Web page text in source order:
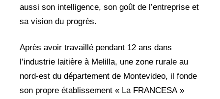
aussi son intelligence, son goût de l’entreprise et
sa vision du progrès.
Après avoir travaillé pendant 12 ans dans
l’industrie laitière à Melilla, une zone rurale au
nord-est du département de Montevideo, il fonde
son propre établissement « La FRANCESA »